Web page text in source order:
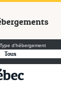
Type d'hébergement
Tous